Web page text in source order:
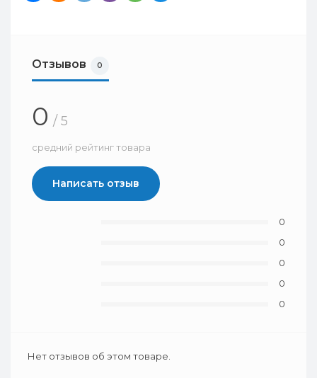
Отзывов 0
0 / 5
средний рейтинг товара
Написать отзыв
0
0
0
0
0
Нет отзывов об этом товаре.